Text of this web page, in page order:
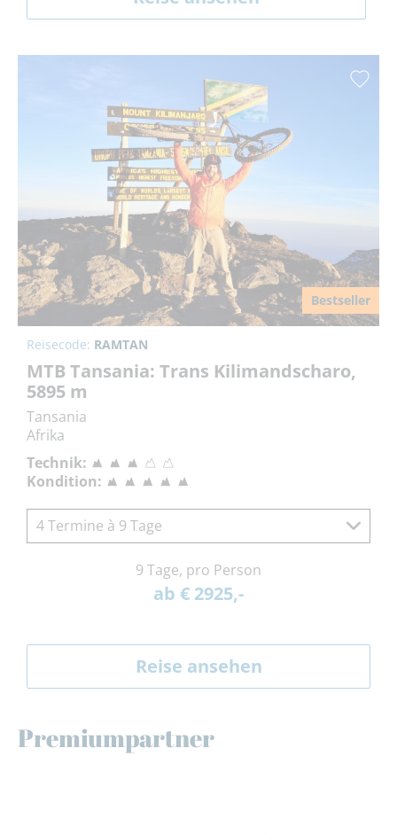
Bestseller
Reisecode: RAMTAN
MTB Tansania: Trans Kilimandscharo,
5895 m
Tansania
Afrika
Technik:
Kondition:
4 Termine à 9 Tage
9 Tage, pro Person
ab € 2925,-
Reise ansehen
Premiumpartner